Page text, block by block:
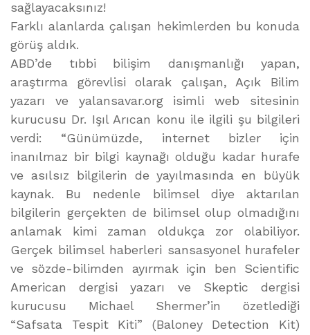
sağlayacaksınız!
Farklı alanlarda çalışan hekimlerden bu konuda
görüş aldık.
ABD’de tıbbi bilişim danışmanlığı yapan,
araştırma görevlisi olarak çalışan, Açık Bilim
yazarı ve yalansavar.org isimli web sitesinin
kurucusu Dr. Işıl Arıcan konu ile ilgili şu bilgileri
verdi: “Günümüzde, internet bizler için
inanılmaz bir bilgi kaynağı olduğu kadar hurafe
ve asılsız bilgilerin de yayılmasında en büyük
kaynak. Bu nedenle bilimsel diye aktarılan
bilgilerin gerçekten de bilimsel olup olmadığını
anlamak kimi zaman oldukça zor olabiliyor.
Gerçek bilimsel haberleri sansasyonel hurafeler
ve sözde-bilimden ayırmak için ben Scientific
American dergisi yazarı ve Skeptic dergisi
kurucusu Michael Shermer’in özetlediği
“Safsata Tespit Kiti” (Baloney Detection Kit)